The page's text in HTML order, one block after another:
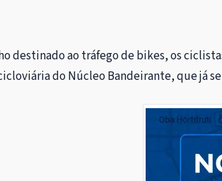
destinado ao tráfego de bikes, os
do Núcleo Bandeirante, que já